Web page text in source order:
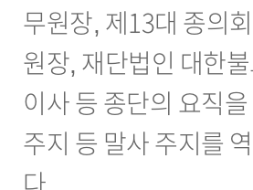
무원장, 제13대 종의
원장, 재단법인 대한
이사 등 종단의 요직
주지 등 말사 주지를
다.